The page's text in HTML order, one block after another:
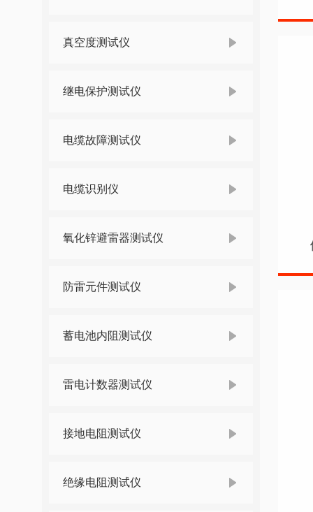
真空度测试仪
继电保护测试仪
电缆故障测试仪
电缆识别仪
氧化锌避雷器测试仪
防雷元件测试仪
蓄电池内阻测试仪
雷电计数器测试仪
接地电阻测试仪
绝缘电阻测试仪